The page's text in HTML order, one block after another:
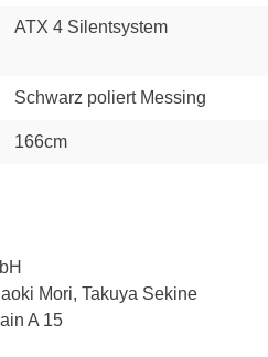
ATX 4 Silentsystem
Schwarz poliert Messing
166cm
Mori, Takuya Sekine
A 15